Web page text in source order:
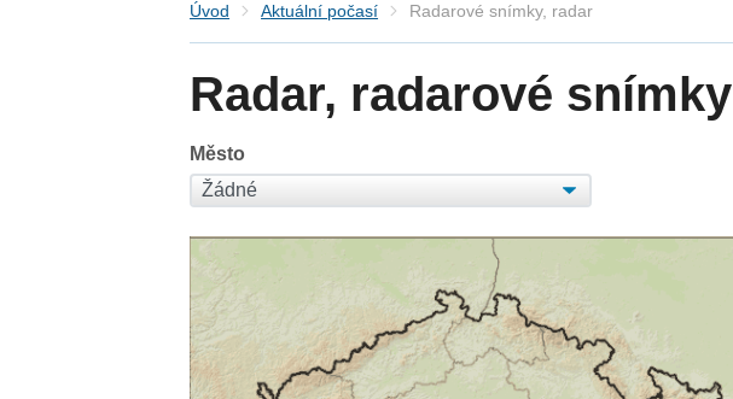
Úvod Aktuální počasí Radarové snímky, radar
Radar, radarové snímky
Město